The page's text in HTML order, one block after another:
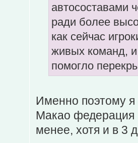
автосоставами
ради более
как сейчас
живых команд, и
помогло
Именно поэтому я
Макао федерация
менее, хотя и в 3